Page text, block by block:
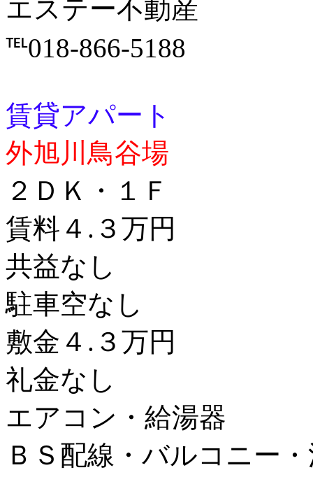
エステー不動産
℡018-866-5188
賃貸アパート
外旭川鳥谷場
２ＤＫ・１Ｆ
賃料４.３万円
共益なし
駐車空なし
敷金４.３万円
礼金なし
エアコン・給湯器
ＢＳ配線・バルコニー